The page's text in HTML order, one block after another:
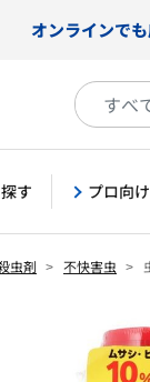
オンラインで
す プロ向
虫剤 不快害虫